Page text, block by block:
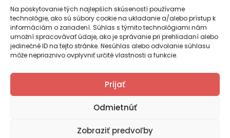
Na poskytovanie tých najlepších skúseností používame
technológie, ako sú súbory cookie na ukladanie a/alebo prístup k
informáciám o zariadení. Súhlas s týmito technológiami nám
umožní spracovávať údaje, ako je správanie pri prehliadaní alebo
jedinečné ID na tejto stránke. Nesúhlas alebo odvolanie súhlasu
môže nepriaznivo ovplyvniť určité vlastnosti a funkcie.
Prijať
Odmietnúť
Zobraziť predvoľby
Pridaj komentár
Prepáčte, ale pred zanechaním
komentára sa musíteprihlásiť.
Copyright © 2026 Sumaško |Tvorba web stránok TOMARCO
Vyhlásenie o ochrane osobných údajov (EU)
Ing. Iveta Psocíková – SUMAŠKO je
certifikovaná vzdelávacia inštitúcia podľa
platnej legislatívy SR